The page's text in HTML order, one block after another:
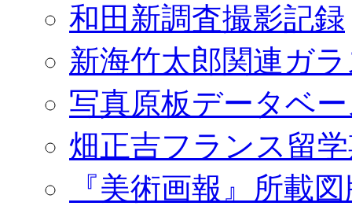
和田新調査撮影記録
新海竹太郎関連ガ
写真原板データベ
畑正吉フランス留
『美術画報』所載